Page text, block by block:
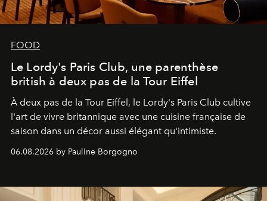
FOOD
Le Lordy's Paris Club, une parenthèse
british à deux pas de la Tour Eiffel
À deux pas de la Tour Eiffel, le Lordy's Paris Club cultive
l'art de vivre britannique avec une cuisine française de
saison dans un décor aussi élégant qu'intimiste.
06.08.2026 by Pauline Borgogno